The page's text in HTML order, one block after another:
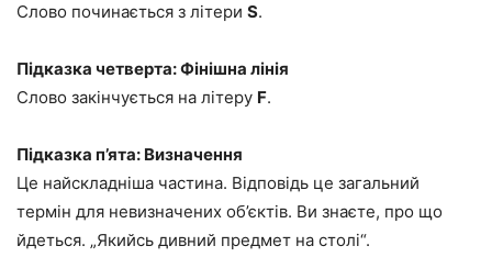
Слово починається з літери S.
Підказка четверта: Фінішна лінія
Слово закінчується на літеру F.
Підказка п’ята: Визначення
Це найскладніша частина. Відповідь це загальний
термін для невизначених об’єктів. Ви знаєте, про що
йдеться. „Якийсь дивний предмет на столі“.